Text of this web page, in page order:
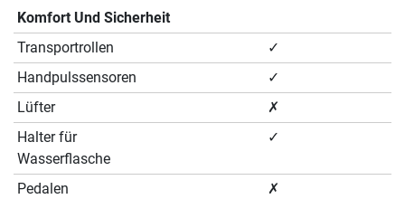
Komfort Und Sicherheit
Transportrollen
✓
Handpulssensoren
✓
Lüfter
✗
Halter für
Wasserflasche
✓
Pedalen
✗